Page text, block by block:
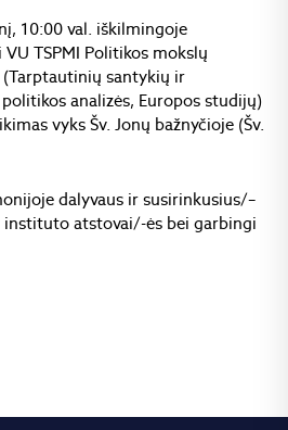
10:00 val. iškilmingoje
TSPMI Politikos mokslų
santykių ir
analizės, Europos studijų)
vyks Šv. Jonų bažnyčioje (Šv.
dalyvaus ir susirinkusius/–
instituto atstovai/-ės bei garbingi